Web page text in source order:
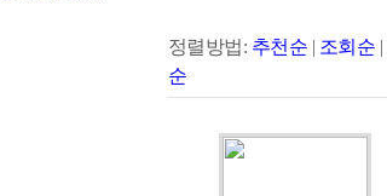
정렬방법: 추천순 | 조회순 |
순